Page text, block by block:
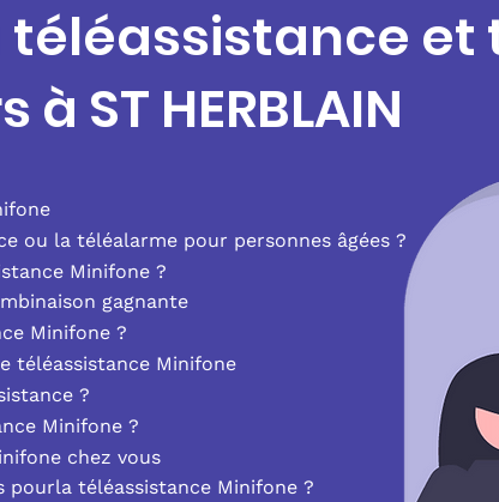
téléassistance
ST HERBLAIN
ou la téléalarme pour personnes âgées ?
Minifone ?
gagnante
Minifone ?
téléassistance Minifone
?
Minifone ?
chez vous
pourla téléassistance Minifone ?